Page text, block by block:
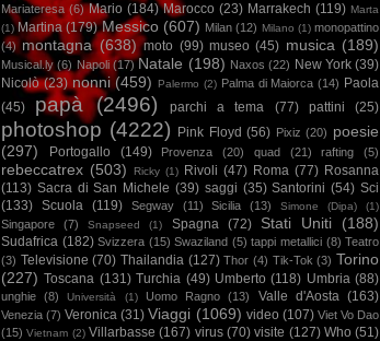
Mariateresa (6) Mario (184) Marocco (23) Marrakech (119) Marta
(1) Martina (179) Messico (607) Milan (12) Milano (1) monopattino
(4) montagna (638) moto (99) museo (45) musica (189)
Musical.ly (6) Napoli (17) Natale (198) Naxos (22) New York (39)
Nicolò (23) nonni (459) Palermo (2) Palma di Maiorca (14) Paola
(45)
papà (2496) parchi a tema (77) pattini (25)
photoshop (4222) Pink Floyd (56) Pixiz (20) poesie
(297)
Portogallo (149) Provenza (20) quad (21) rafting (5)
rebeccatrex (503) Ricky (1) Rivoli (47) Roma (77) Rosanna
(113) Sacra di San Michele (39) saggi (35) Santorini (54) Sci
(133) Scuola (119) Segway (11) Sicilia (13) Simone (Dipa) (1)
Singapore (7) Snapseed (1) Spagna (72) Stati Uniti (188)
Sudafrica (182) Svizzera (15) Swaziland (5) tappi metallici (8) Teatro
(3) Televisione (70) Thailandia (127) Thor (4) Tik-Tok (3) Torino
(227) Toscana (131) Turchia (49) Umberto (118) Umbria (88)
unghie (8) Università (1) Uomo Ragno (13) Valle d'Aosta (163)
Venezia (7) Veronica (31) Viaggi (1069) video (107) Viet Vo Dao
(15) Vietnam (2) Villarbasse (167) virus (70) visite (127) Who (51)